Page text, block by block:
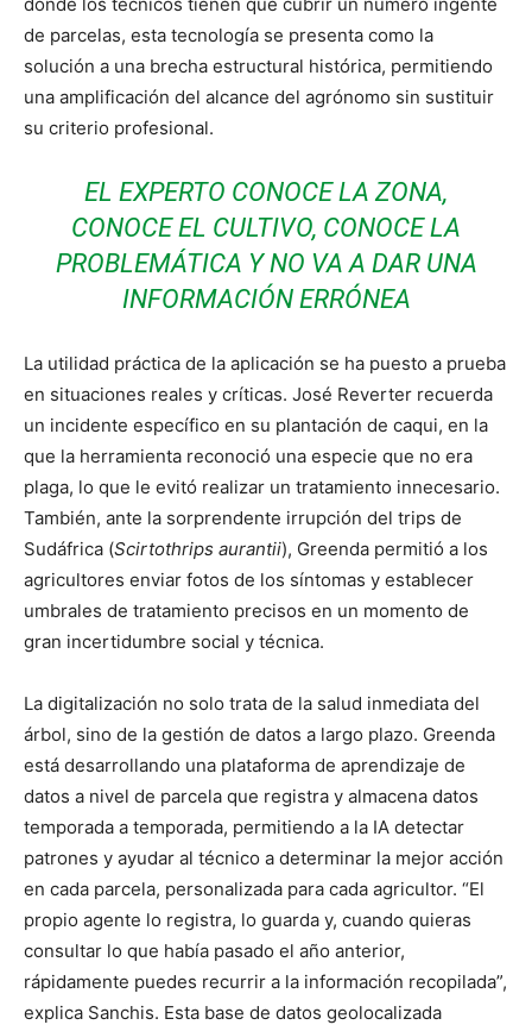
de parcelas, esta tecnología se presenta como la
solución a una brecha estructural histórica, permitiendo
una amplificación del alcance del agrónomo sin sustituir
su criterio profesional.
EL EXPERTO CONOCE LA ZONA,
CONOCE EL CULTIVO, CONOCE LA
PROBLEMÁTICA Y NO VA A DAR UNA
INFORMACIÓN ERRÓNEA
La utilidad práctica de la aplicación se ha puesto a prueba
en situaciones reales y críticas. José Reverter recuerda
un incidente específico en su plantación de caqui, en la
que la herramienta reconoció una especie que no era
plaga, lo que le evitó realizar un tratamiento innecesario.
También, ante la sorprendente irrupción del trips de
Sudáfrica (Scirtothrips aurantii), Greenda permitió a los
agricultores enviar fotos de los síntomas y establecer
umbrales de tratamiento precisos en un momento de
gran incertidumbre social y técnica.
La digitalización no solo trata de la salud inmediata del
árbol, sino de la gestión de datos a largo plazo. Greenda
está desarrollando una plataforma de aprendizaje de
datos a nivel de parcela que registra y almacena datos
temporada a temporada, permitiendo a la IA detectar
patrones y ayudar al técnico a determinar la mejor acción
en cada parcela, personalizada para cada agricultor. “El
propio agente lo registra, lo guarda y, cuando quieras
consultar lo que había pasado el año anterior,
rápidamente puedes recurrir a la información recopilada”,
explica Sanchis. Esta base de datos geolocalizada